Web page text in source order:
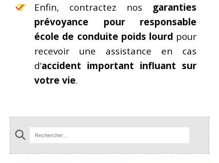
Enfin, contractez nos garanties
prévoyance pour responsable
école de conduite poids lourd pour
recevoir une assistance en cas
d’accident important influant sur
votre vie.